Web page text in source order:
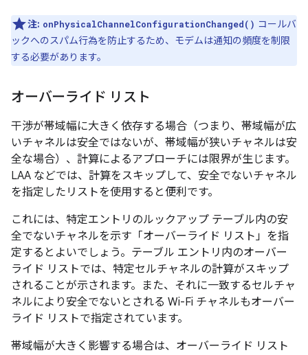
注: onPhysicalChannelConfigurationChanged() コールバ
ックへのスパム行為を防止するため、モデムは通知の頻度を制限
する必要があります。
オーバーライド リスト
干渉が帯域幅に大きく依存する場合（つまり、帯域幅が広
いチャネルは安全ではないが、帯域幅が狭いチャネルは安
全な場合）、計算によるアプローチには限界が生じます。
LAA などでは、計算をスキップして、安全でないチャネル
を指定したリストを使用すると便利です。
これには、特定エントリのルックアップ テーブル内の安
全でないチャネルを示す「オーバーライド リスト」 を指
定するとよいでしょう。テーブル エントリ内のオーバー
ライド リストでは、特定セルチャネルの計算がスキップ
されることが示されます。また、それに一致するセルチャ
ネルにより安全でないとされる Wi-Fi チャネルもオーバー
ライド リストで指定されています。
帯域幅が大きく影響する場合は、オーバーライド リスト